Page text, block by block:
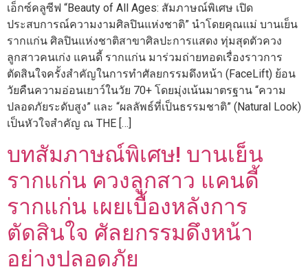
เอ็กซ์คลูซีฟ “Beauty of All Ages: สัมภาษณ์พิเศษ เปิด
ประสบการณ์ความงามศิลปินแห่งชาติ” นำโดยคุณแม่ บานเย็น
รากแก่น ศิลปินแห่งชาติสาขาศิลปะการแสดง ทุ่มสุดตัวควง
ลูกสาวคนเก่ง แคนดี้ รากแก่น มาร่วมถ่ายทอดเรื่องราวการ
ตัดสินใจครั้งสำคัญในการทำศัลยกรรมดึงหน้า (FaceLift) ย้อน
วัยคืนความอ่อนเยาว์ในวัย 70+ โดยมุ่งเน้นมาตรฐาน “ความ
ปลอดภัยระดับสูง” และ “ผลลัพธ์ที่เป็นธรรมชาติ” (Natural Look)
เป็นหัวใจสำคัญ ณ THE […]
บทสัมภาษณ์พิเศษ! บานเย็น
รากแก่น ควงลูกสาว แคนดี้
รากแก่น เผยเบื้องหลังการ
ตัดสินใจ ศัลยกรรมดึงหน้า
อย่างปลอดภัย